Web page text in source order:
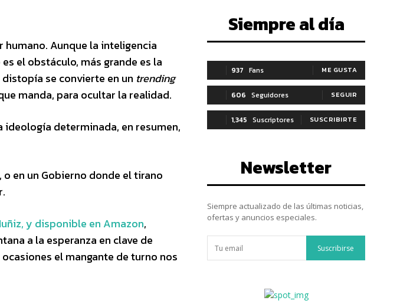
Aunque la inteligencia
el obstáculo, más grande es la
se convierte en un trending
manda, para ocultar la realidad.
determinada, en resumen,
en un Gobierno donde el tirano
y disponible en Amazon,
a la esperanza en clave de
el mangante de turno nos
Siempre al día
937 Fans ME GUSTA
606 Seguidores SEGUIR
1,345 Suscriptores SUSCRIBIRTE
Newsletter
Siempre actualizado de las últimas noticias,
ofertas y anuncios especiales.
Suscribirse